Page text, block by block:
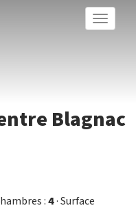
Toggle
Blagnac
:4· Surface